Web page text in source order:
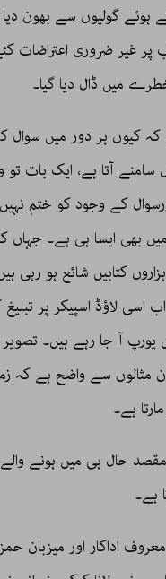
ہوئے گولیوں سے بھون
پر غیر ضروری
میں ڈال دیا گیا۔
کیوں ہر دور میں سوال
آتا ہے، ایک بات
کے وجود کو ختم
بھی ایسا ہی ہے۔ جہاں
کتابیں شائع ہو
اسی لاؤڈ اسپیکر پر
یورپ آ جا رہے ہیں۔
ان مثالوں سے واضح ہے
ہے۔
مقصد حال ہی میں ہونے
ہے۔
اداکار اور میزبان